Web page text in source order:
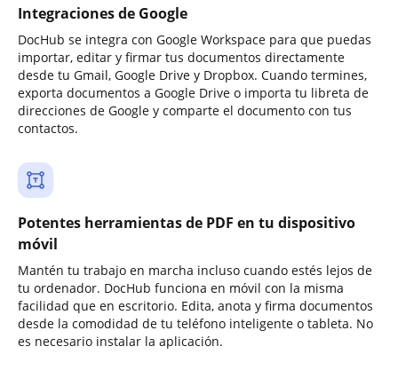
Integraciones de Google
DocHub se integra con Google Workspace para que puedas
importar, editar y firmar tus documentos directamente
desde tu Gmail, Google Drive y Dropbox. Cuando termines,
exporta documentos a Google Drive o importa tu libreta de
direcciones de Google y comparte el documento con tus
contactos.
Potentes herramientas de PDF en tu dispositivo
móvil
Mantén tu trabajo en marcha incluso cuando estés lejos de
tu ordenador. DocHub funciona en móvil con la misma
facilidad que en escritorio. Edita, anota y firma documentos
desde la comodidad de tu teléfono inteligente o tableta. No
es necesario instalar la aplicación.